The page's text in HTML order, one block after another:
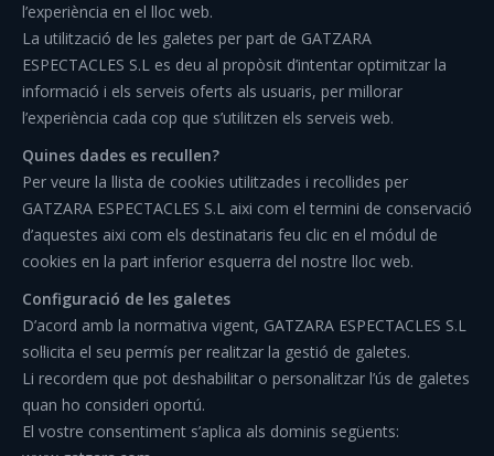
l’experiència en el lloc web.
La utilització de les galetes per part de GATZARA
ESPECTACLES S.L es deu al propòsit d’intentar optimitzar la
informació i els serveis oferts als usuaris, per millorar
l’experiència cada cop que s’utilitzen els serveis web.
Quines dades es recullen?
Per veure la llista de cookies utilitzades i recollides per
GATZARA ESPECTACLES S.L aixi com el termini de conservació
d’aquestes aixi com els destinataris feu clic en el módul de
cookies en la part inferior esquerra del nostre lloc web.
Configuració de les galetes
D’acord amb la normativa vigent, GATZARA ESPECTACLES S.L
sol·licita el seu permís per realitzar la gestió de galetes.
Li recordem que pot deshabilitar o personalitzar l’ús de galetes
quan ho consideri oportú.
El vostre consentiment s’aplica als dominis següents: